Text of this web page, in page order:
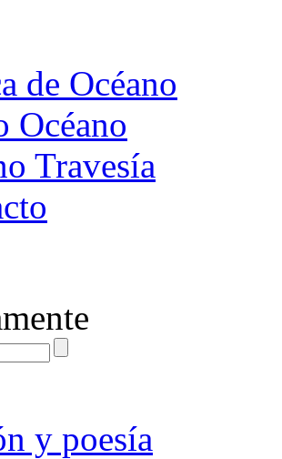
de Océano
Océano
Travesía
y poesía